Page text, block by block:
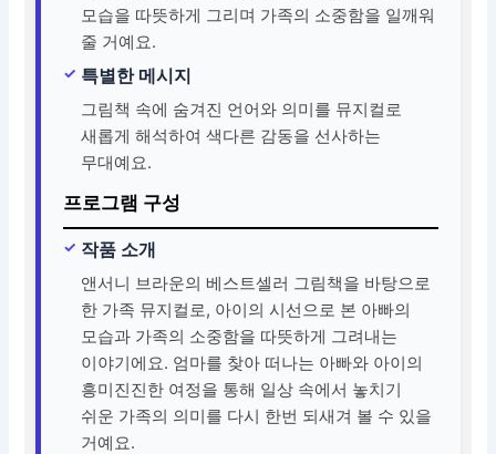
모습을 따뜻하게 그리며 가족의 소중함을 일깨워
줄 거예요.
특별한 메시지
그림책 속에 숨겨진 언어와 의미를 뮤지컬로
새롭게 해석하여 색다른 감동을 선사하는
무대예요.
프로그램 구성
작품 소개
앤서니 브라운의 베스트셀러 그림책을 바탕으로
한 가족 뮤지컬로, 아이의 시선으로 본 아빠의
모습과 가족의 소중함을 따뜻하게 그려내는
이야기에요. 엄마를 찾아 떠나는 아빠와 아이의
흥미진진한 여정을 통해 일상 속에서 놓치기
쉬운 가족의 의미를 다시 한번 되새겨 볼 수 있을
거예요.